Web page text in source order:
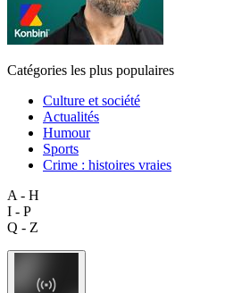
Catégories les plus populaires
Culture et société
Actualités
Humour
Sports
Crime : histoires vraies
A - H
I - P
Q - Z